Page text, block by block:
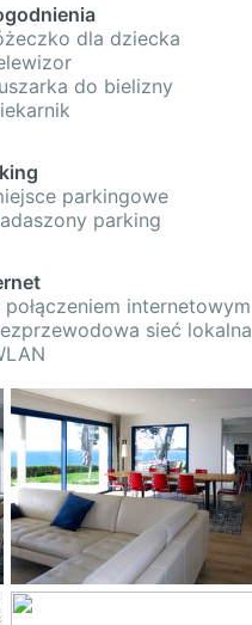
dla dziecka
do bielizny
parkingowe
parking
połączeniem internetowym
sieć lokalna